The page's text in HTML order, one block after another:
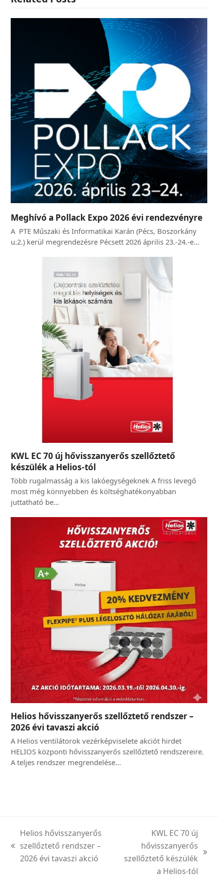
Meghívó a Pollack Expo 2026 évi rendezvényre
A PTE Műszaki és Informatikai Karán (Pécs, Boszorkány
u.2.) kerül megrendezésre Pécsett 2026 április 23.-24.-e…
KWL EC 70 új hővisszanyerős szellőztető
készülék a Helios-tól
Több rugalmasság a kis lakóegységeknek A friss levegő
most még könnyebben és költséghatékonyabban
juttatható be…
Helios hővisszanyerős szellőztető rendszer –
2026 évi tavaszi akció
A Helios ventilátorok vezérképviselete akciót hirdet
HELIOS központi hővisszanyerős szellőztető rendszereire.
A teljes rendszer megrendelése…
previous
post:
Helios hővisszanyerős
szellőztető rendszer –
2026 évi tavaszi akció
next
KWL EC 70 új
hővisszanyerős
szellőztető készülék
a Helios-tól